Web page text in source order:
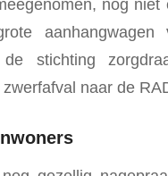
nog
de stichting
naar de